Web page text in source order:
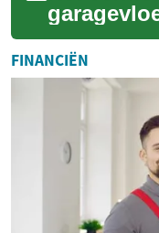
van de
FINANCIËN